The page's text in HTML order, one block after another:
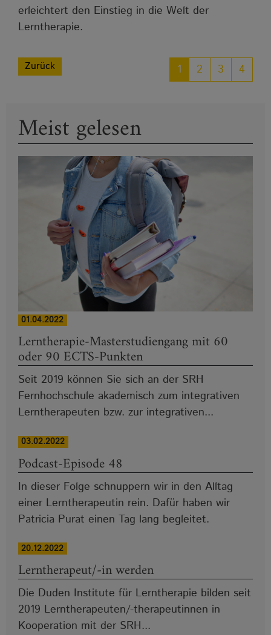
erleichtert den Einstieg in die Welt der
Lerntherapie.
Zurück 1 2 3 4
Meist gelesen
01.04.2022
Lerntherapie-Masterstudiengang mit 60
oder 90 ECTS-Punkten
Seit 2019 können Sie sich an der SRH
Fernhochschule akademisch zum integrativen
Lerntherapeuten bzw. zur integrativen...
03.02.2022
Podcast-Episode 48
In dieser Folge schnuppern wir in den Alltag
einer Lerntherapeutin rein. Dafür haben wir
Patricia Purat einen Tag lang begleitet.
20.12.2022
Lerntherapeut/-in werden
Die Duden Institute für Lerntherapie bilden seit
2019 Lerntherapeuten/-therapeutinnen in
Kooperation mit der SRH...